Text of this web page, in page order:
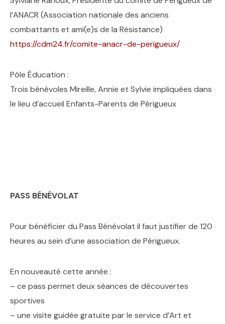
l’ANACR (Association nationale des anciens
combattants et ami(e)s de la Résistance)
https://cdm24.fr/comite-anacr-de-perigueux/
Pôle Éducation :
Trois bénévoles Mireille, Annie et Sylvie impliquées dans
le lieu d’accueil Enfants-Parents de Périgueux
PASS BÉNÉVOLAT
Pour bénéficier du Pass Bénévolat il faut justifier de 120
heures au sein d’une association de Périgueux.
En nouveauté cette année :
– ce pass permet deux séances de découvertes
sportives
– une visite guidée gratuite par le service d’Art et